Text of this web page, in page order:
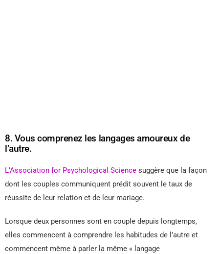
8. Vous comprenez les langages amoureux de
l’autre.
L’Association for Psychological Science suggère que la façon
dont les couples communiquent prédit souvent le taux de
réussite de leur relation et de leur mariage.
Lorsque deux personnes sont en couple depuis longtemps,
elles commencent à comprendre les habitudes de l’autre et
commencent même à parler la même « langage